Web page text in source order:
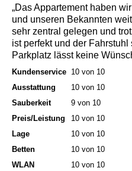
„Das Appartement haben
und unseren Bekannten
sehr zentral gelegen und
ist perfekt und der
Parkplatz lässt keine
Kundenservice 10 von 10
Ausstattung
10 von 10
Sauberkeit
9 von 10
Preis/Leistung
10 von 10
Lage
10 von 10
Betten
10 von 10
WLAN
10 von 10